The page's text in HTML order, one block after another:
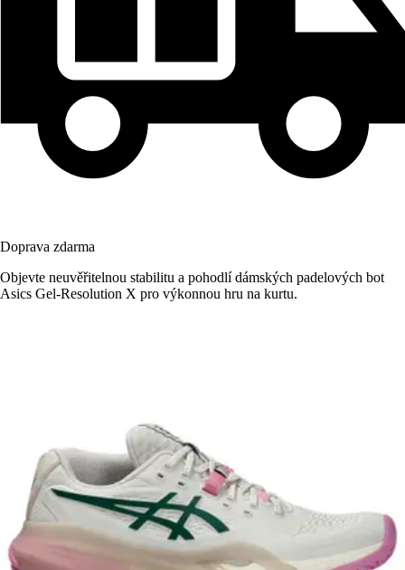
Doprava zdarma
Objevte neuvěřitelnou stabilitu a pohodlí dámských padelových bot
Asics Gel-Resolution X pro výkonnou hru na kurtu.